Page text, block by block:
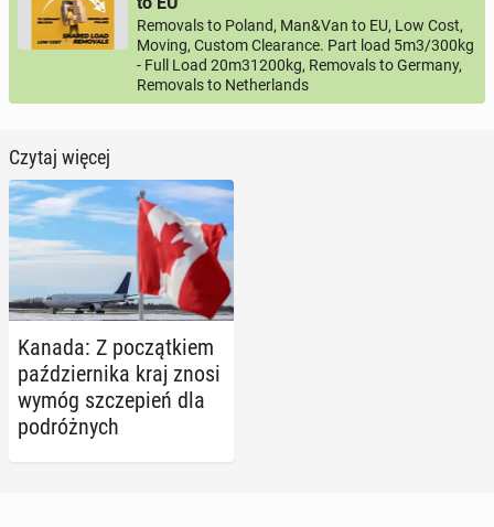
Removals to Poland, Man&Van to EU, Low Cost,
Moving, Custom Clearance. Part load 5m3/300kg
- Full Load 20m31200kg, Removals to Germany,
Removals to Netherlands
Czytaj więcej
Kanada: Z po­cząt­kiem
paź­dzier­ni­ka kraj znosi
wymóg szcze­pień dla
po­dróż­nych